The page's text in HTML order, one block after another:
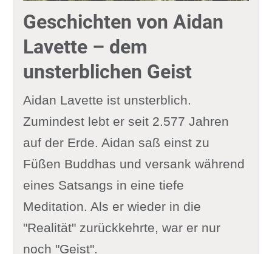
Geschichten von Aidan
Lavette – dem
unsterblichen Geist
Aidan Lavette ist unsterblich.
Zumindest lebt er seit 2.577 Jahren
auf der Erde. Aidan saß einst zu
Füßen Buddhas und versank während
eines Satsangs in eine tiefe
Meditation. Als er wieder in die
"Realität" zurückkehrte, war er nur
noch "Geist".